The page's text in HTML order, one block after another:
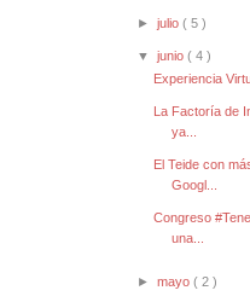
►julio( 5 )
▼junio( 4 )
Experiencia
La Factoría de
ya...
El Teide con
Googl...
Congreso
una...
►mayo( 2 )